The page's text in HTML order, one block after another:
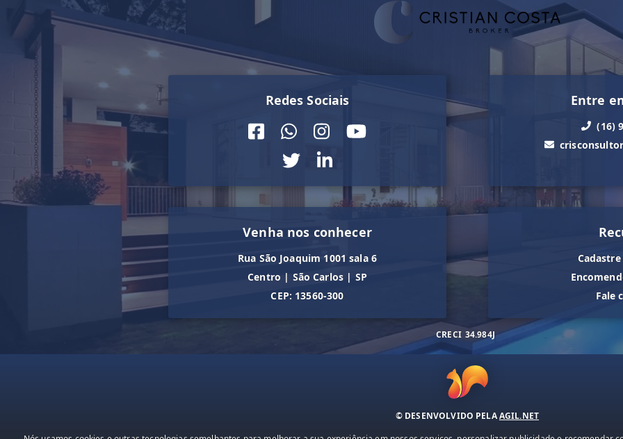
Redes Sociais Entre
(16)
Venha nos conhecer
Rua São Joaquim 1001 sala 6
Centro | São Carlos | SP
CEP: 13560-300
Fale
CRECI 34.984J
© DESENVOLVIDO PELAAGIL.NET